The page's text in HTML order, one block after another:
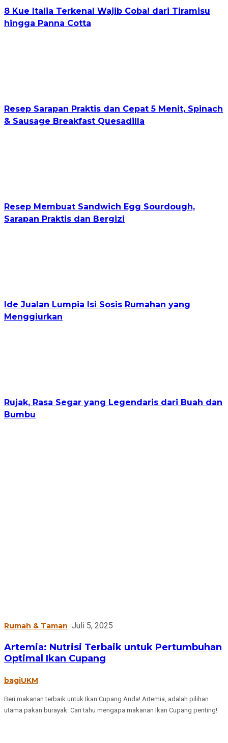
8 Kue Italia Terkenal Wajib Coba! dari Tiramisu
hingga Panna Cotta
Resep Sarapan Praktis dan Cepat 5 Menit, Spinach
& Sausage Breakfast Quesadilla
Resep Membuat Sandwich Egg Sourdough,
Sarapan Praktis dan Bergizi
Ide Jualan Lumpia Isi Sosis Rumahan yang
Menggiurkan
Rujak, Rasa Segar yang Legendaris dari Buah dan
Bumbu
Rumah & Taman Juli 5, 2025
Artemia: Nutrisi Terbaik untuk Pertumbuhan
Optimal Ikan Cupang
bagiUKM
Beri makanan terbaik untuk Ikan Cupang Anda! Artemia, adalah pilihan
utama pakan burayak. Cari tahu mengapa makanan Ikan Cupang penting!